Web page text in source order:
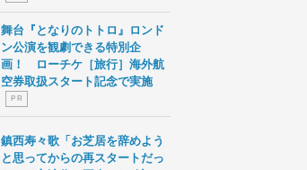
舞台『となりのトトロ』ロンド
ン公演を観劇できる特別企
画！ ローチケ［旅行］海外航
空券取扱スタート記念で実施
P R
鎮西寿々歌「お芝居を辞めよう
と思ってからの再スタートだっ